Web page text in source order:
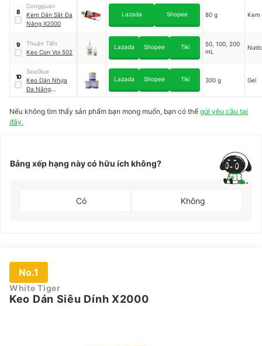
8
Dongguan
Kem Dán Sắt Đa
Năng X2000
Lazada Shopee 80 g Kem
9
Thuận Tiến
Keo Con Voi 502
Lazada Shopee Tiki
50, 100, 200
mL
Nước
10
SeaGlue
Keo Dán Nhựa
Đa Năng
SeaGlue
Lazada Shopee Tiki 300 g Gel
Nếu không tìm thấy sản phẩm bạn mong muốn, bạn có thể gửi yêu cầu tại
đây.
Bảng xếp hạng này có hữu ích không?
Có Không
No.1
White Tiger
Keo Dán Siêu Dính X2000